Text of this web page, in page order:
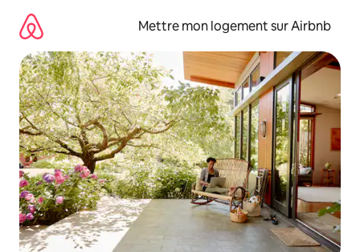
directement
contenu
Mettre mon logement sur Airbnb